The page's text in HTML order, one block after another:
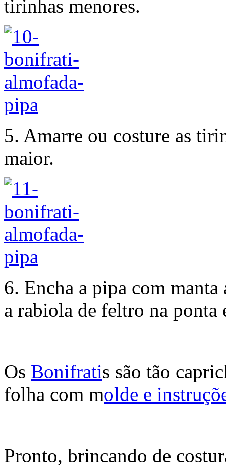
tirinhas menores.
5. Amarre ou costure as
maior.
6. Encha a pipa com
a rabiola de feltro na ponta
Os Bonifratis são tão
folha com molde e
Pronto, brincando de